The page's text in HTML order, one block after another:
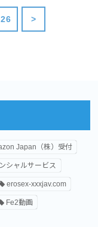
26 >
Japan（株）受付
シャルサービス
erosex-xxxjav.com
Fe2動画